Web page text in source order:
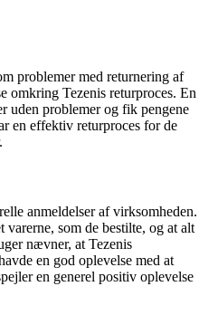
problemer med returnering af
omkring Tezenis returproces. En
uden problemer og fik pengene
en effektiv returproces for de
anmeldelser af virksomheden.
varerne, som de bestilte, og at alt
nævner, at Tezenis
en god oplevelse med at
en generel positiv oplevelse